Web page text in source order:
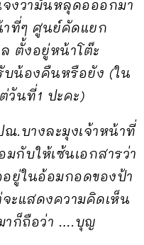
จ้งว่ามันหลุดอออกมา
าที่ๆ ศูนย์คัดแยก
ตั้งอยู่หน้าโต๊ะ
น้องคืนหรือยัง (ใน
วันที่1 ปะคะ)
.บางละมุงเจ้าหน้าที่
กับให้เซ้นเอกสารว่า
ยู่ในอ้อมกอดของป้า
ะแสดงความคิดเห็น
าก็ถือว่า ….บุญ